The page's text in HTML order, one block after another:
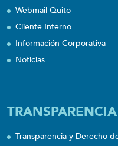
Webmail Quito
Cliente Interno
Información Corporativa
Noticias
TRANSPARENCIA
Transparencia y Derecho